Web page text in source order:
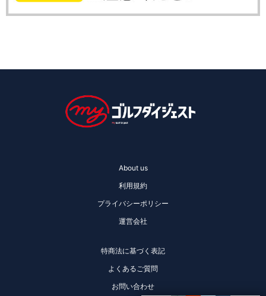
About us
利用規約
プライバシーポリシー
運営会社
特商法に基づく表記
よくあるご質問
お問い合わせ